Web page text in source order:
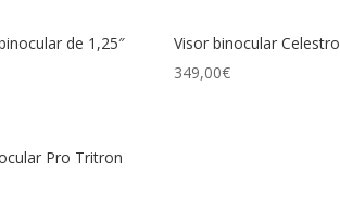
de 1,25″
Visor binocular
349,00€
Pro Tritron